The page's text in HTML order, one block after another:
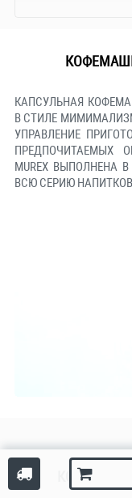
КАПСУЛЬНАЯ
В СТИЛЕ
УПРАВЛЕНИЕ
ПРЕДПОЧИТАЕМЫХ
MUREX ВЫПОЛНЕНА
ВСЮ СЕРИЮ НАПИТКОВ